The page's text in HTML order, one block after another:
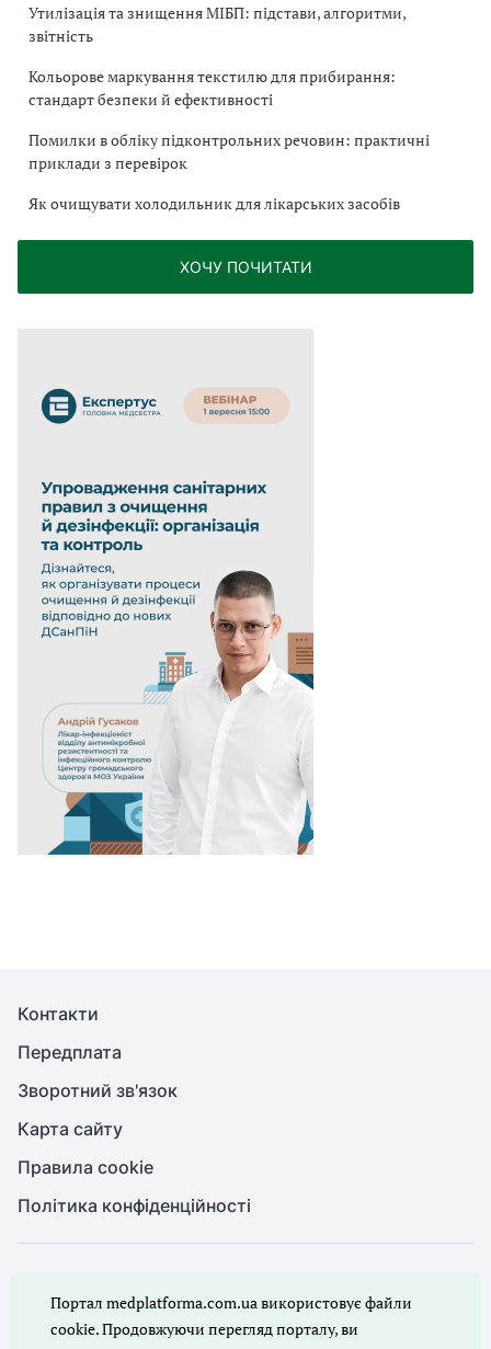
Утилізація та знищення МІБП: підстави, алгоритми,
звітність
Кольорове маркування текстилю для прибирання:
стандарт безпеки й ефективності
Помилки в обліку підконтрольних речовин: практичні
приклади з перевірок
Як очищувати холодильник для лікарських засобів
ХОЧУ ПОЧИТАТИ
Контакти
Передплата
Зворотний зв'язок
Карта сайту
Правила cookie
Політика конфіденційності
Повне або часткове копіювання будь-яких матеріалів порталу,
цитування, публікація їх анотованих оглядів допускаються лише
з письмового дозволу редакції порталу.
Портал medplatforma.com.ua використовує файли
cookie. Продовжуючи перегляд порталу, ви